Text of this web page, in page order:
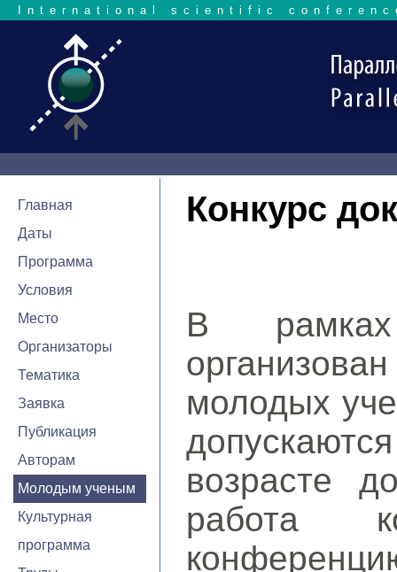
International scientific
Главная
Даты
Программа
Условия
Место
Организаторы
Тематика
Заявка
Публикация
Авторам
Молодым ученым
Культурная
программа
Конкурс
В
молодых
возрасте
работа